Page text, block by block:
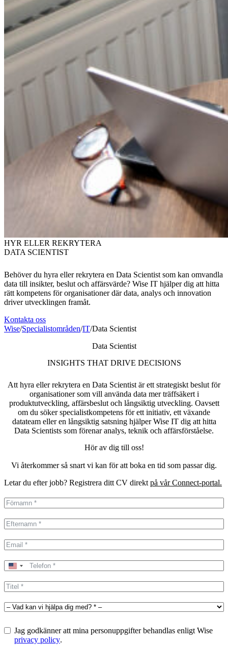
HYR ELLER REKRYTERA
DATA SCIENTIST
Behöver du hyra eller rekrytera en Data Scientist som kan omvandla
data till insikter, beslut och affärsvärde? Wise IT hjälper dig att hitta
rätt kompetens för organisationer där data, analys och innovation
driver utvecklingen framåt.
Kontakta oss
Wise/Specialistområden/IT/Data Scientist
Data Scientist
INSIGHTS THAT DRIVE DECISIONS
Att hyra eller rekrytera en Data Scientist är ett strategiskt beslut för
organisationer som vill använda data mer träffsäkert i
produktutveckling, affärsbeslut och långsiktig utveckling. Oavsett
om du söker specialistkompetens för ett initiativ, ett växande
datateam eller en långsiktig satsning hjälper Wise IT dig att hitta
Data Scientists som förenar analys, teknik och affärsförståelse.
Hör av dig till oss!
Vi återkommer så snart vi kan för att boka en tid som passar dig.
Letar du efter jobb? Registrera ditt CV direkt på vår Connect-portal.
United
+1
Jag godkänner att mina personuppgifter behandlas enligt Wise
privacy policy.